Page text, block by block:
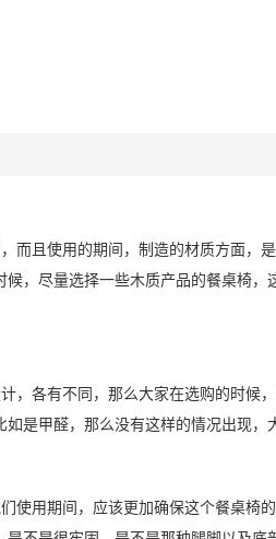
而且使用的期间，制造的材质方面，
，尽量选择一些木质产品的餐桌椅，
，各有不同，那么大家在选购的时候
是甲醛，那么没有这样的情况出现，
使用期间，应该更加确保这个餐桌椅